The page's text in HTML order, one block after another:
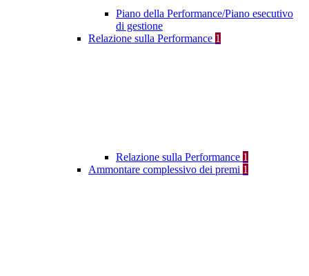
Piano della Performance/Piano esecutivo
di gestione
Relazione sulla Performance 1
Relazione sulla Performance 1
Ammontare complessivo dei premi 1